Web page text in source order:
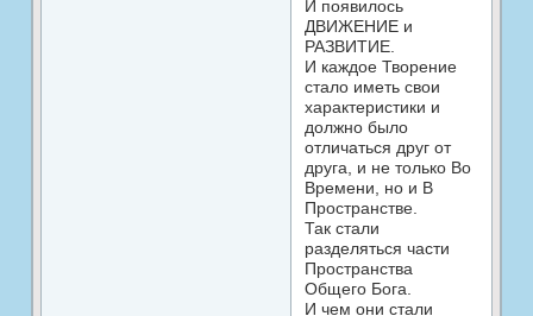
И появилось
ДВИЖЕНИЕ и
РАЗВИТИЕ.
И каждое Творение
стало иметь свои
характеристики и
должно было
отличаться друг от
друга, и не только Во
Времени, но и В
Пространстве.
Так стали
разделяться части
Пространства
Общего Бога.
И чем они стали